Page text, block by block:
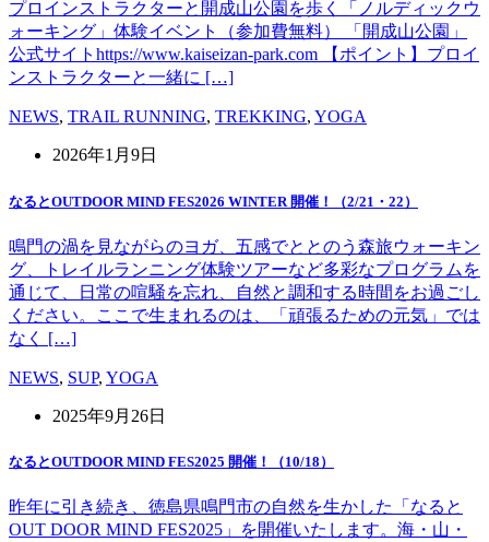
プロインストラクターと開成山公園を歩く「ノルディックウ
ォーキング」体験イベント（参加費無料） 「開成山公園」
公式サイトhttps://www.kaiseizan-park.com 【ポイント】プロイ
ンストラクターと一緒に […]
NEWS, TRAIL RUNNING, TREKKING, YOGA
2026年1月9日
なるとOUTDOOR MIND FES2026 WINTER 開催！（2/21・22）
鳴門の渦を見ながらのヨガ、五感でととのう森旅ウォーキン
グ、トレイルランニング体験ツアーなど多彩なプログラムを
通じて、日常の喧騒を忘れ、自然と調和する時間をお過ごし
ください。ここで生まれるのは、「頑張るための元気」では
なく […]
NEWS, SUP, YOGA
2025年9月26日
なるとOUTDOOR MIND FES2025 開催！（10/18）
昨年に引き続き、徳島県鳴門市の自然を生かした「なると
OUT DOOR MIND FES2025」を開催いたします。海・山・